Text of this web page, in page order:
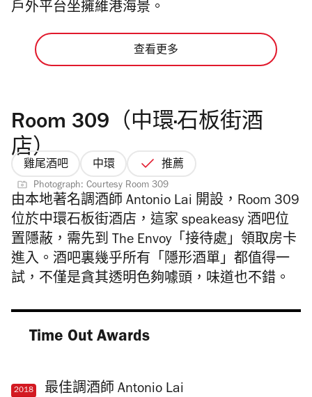
戶外平台坐擁維港海景。
查看更多
Room 309（中環∙石板街酒
店）
雞尾酒吧 中環 推薦
Photograph: Courtesy Room 309
由本地著名調酒師 Antonio Lai 開設，Room 309
位於 中環石板街酒店，這家 speakeasy 酒吧位
置隱蔽，需先到 The Envoy「接待處」領取房卡
進入。酒吧裏幾乎所有「隱形酒單」都值得一
試，不僅是貪其透明色夠噱頭，味道也不錯。
Time Out Awards
2018 最佳調酒師 Antonio Lai